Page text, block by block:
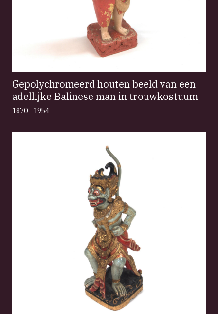
Gepolychromeerd houten beeld van een
adellijke Balinese man in trouwkostuum
1870 - 1954